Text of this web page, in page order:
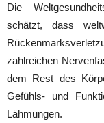
Die
schätzt, dass
zahlreichen
dem Rest des
Gefühls- und
Lähmungen.